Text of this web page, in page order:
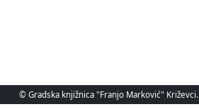
© Gradska knjižnica "Franjo Marković" Križevci.